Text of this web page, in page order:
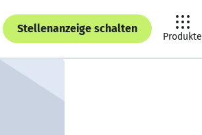
Stellenanzeige schalten
Produkte